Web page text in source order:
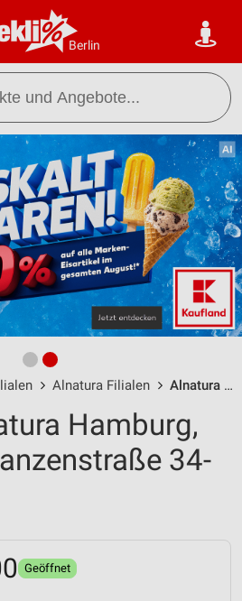
Berlin
Alnatura Filialen Alnatura Hamburg / Schanzenstraße 34-36 - Öffnungszeiten & Adresse
Hamburg,
34-
Geöffnet